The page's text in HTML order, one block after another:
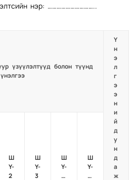
хэлтсийн нэр: …………………………..
үзүүлэлтүүд болон түүнд
Ү
н
э
л
г
э
э
н
и
й
д
у
н
д
а
ж
Ш
Ү-
2
Ш
Ү-
3
Ш
Ү-
…
Ш
Ү-
…